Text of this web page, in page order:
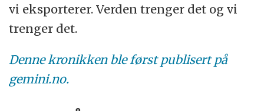
vi eksporterer. Verden trenger det og vi
trenger det.
Denne kronikken ble først publisert på
gemini.no.